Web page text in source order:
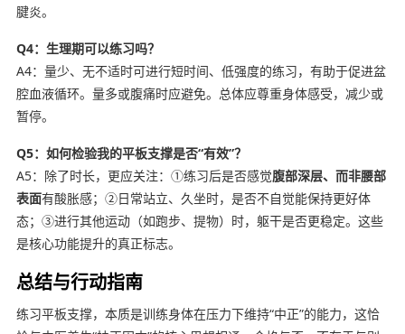
腱炎。
Q4：生理期可以练习吗？
A4：量少、无不适时可进行短时间、低强度的练习，有助于促进盆
腔血液循环。量多或腹痛时应避免。总体应尊重身体感受，减少或
暂停。
Q5：如何检验我的平板支撑是否“有效”？
A5：除了时长，更应关注：①练习后是否感觉腹部深层、而非腰部
表面有酸胀感；②日常站立、久坐时，是否不自觉能保持更好体
态；③进行其他运动（如跑步、提物）时，躯干是否更稳定。这些
是核心功能提升的真正标志。
总结与行动指南
练习平板支撑，本质是训练身体在压力下维持“中正”的能力，这恰